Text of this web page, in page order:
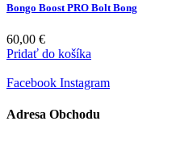
Bongo Boost PRO Bolt Bong
60,00 €
Pridať do košíka
Facebook Instagram
Adresa Obchodu